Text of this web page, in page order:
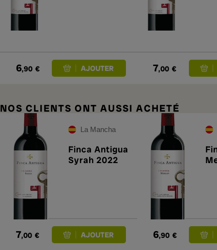
6,90 € 7,00 €
NOS CLIENTS ONT AUSSI ACHETÉ
La Mancha
Finca Antigua
Syrah 2022
7,00 € 6,90 €